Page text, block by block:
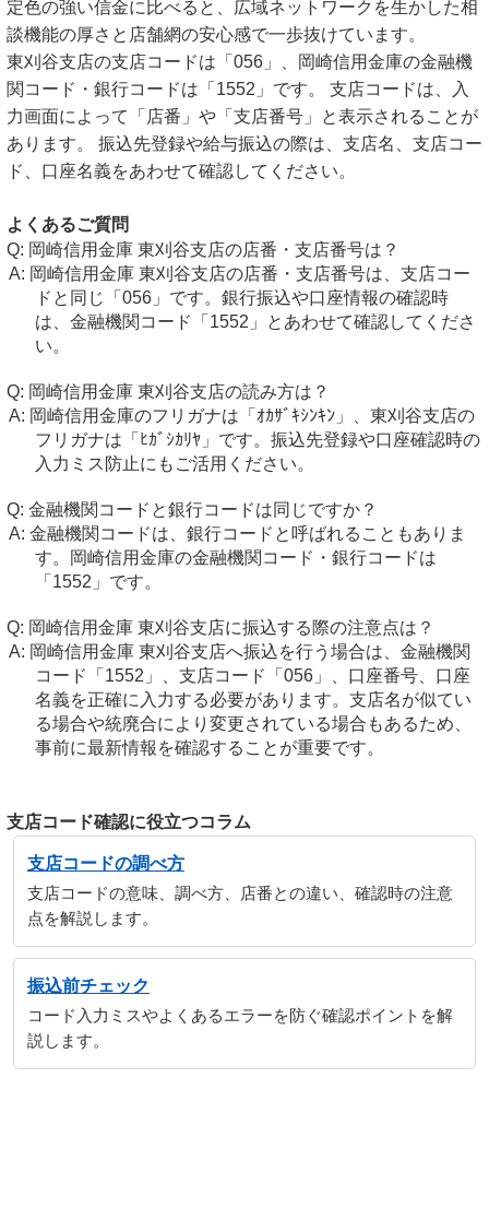
定色の強い信金に比べると、広域ネットワークを生かした相
談機能の厚さと店舗網の安心感で一歩抜けています。
東刈谷支店の支店コードは「056」、岡崎信用金庫の金融機
関コード・銀行コードは「1552」です。 支店コードは、入
力画面によって「店番」や「支店番号」と表示されることが
あります。 振込先登録や給与振込の際は、支店名、支店コー
ド、口座名義をあわせて確認してください。
よくあるご質問
岡崎信用金庫 東刈谷支店の店番・支店番号は？
岡崎信用金庫 東刈谷支店の店番・支店番号は、支店コー
ドと同じ「056」です。銀行振込や口座情報の確認時
は、金融機関コード「1552」とあわせて確認してくださ
い。
岡崎信用金庫 東刈谷支店の読み方は？
岡崎信用金庫のフリガナは「ｵｶｻﾞｷｼﾝｷﾝ」、東刈谷支店の
フリガナは「ﾋｶﾞｼｶﾘﾔ」です。振込先登録や口座確認時の
入力ミス防止にもご活用ください。
金融機関コードと銀行コードは同じですか？
金融機関コードは、銀行コードと呼ばれることもありま
す。岡崎信用金庫の金融機関コード・銀行コードは
「1552」です。
岡崎信用金庫 東刈谷支店に振込する際の注意点は？
岡崎信用金庫 東刈谷支店へ振込を行う場合は、金融機関
コード「1552」、支店コード「056」、口座番号、口座
名義を正確に入力する必要があります。支店名が似てい
る場合や統廃合により変更されている場合もあるため、
事前に最新情報を確認することが重要です。
支店コード確認に役立つコラム
支店コードの調べ方
支店コードの意味、調べ方、店番との違い、確認時の注意
点を解説します。
振込前チェック
コード入力ミスやよくあるエラーを防ぐ確認ポイントを解
説します。